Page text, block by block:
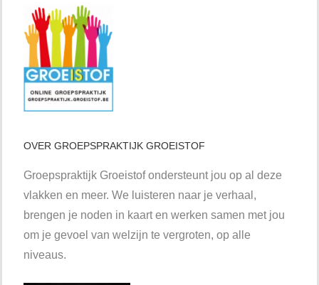
OVER GROEPSPRAKTIJK GROEISTOF
Groepspraktijk Groeistof ondersteunt jou op al deze
vlakken en meer. We luisteren naar je verhaal,
brengen je noden in kaart en werken samen met jou
om je gevoel van welzijn te vergroten, op alle
niveaus.